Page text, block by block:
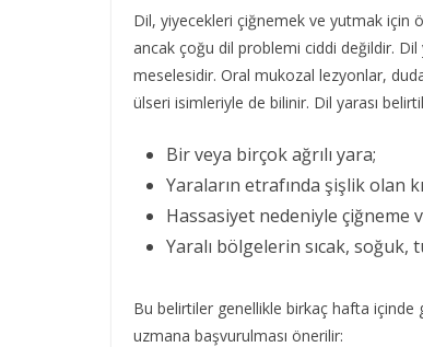
Dil, yiyecekleri çiğnemek ve yutmak için
ancak çoğu dil problemi ciddi değildir. Dil
meselesidir. Oral mukozal lezyonlar,
ülseri isimleriyle de bilinir. Dil yarası
Bir veya birçok ağrılı yara;
Yaraların etrafında şişlik olan
Hassasiyet nedeniyle çiğneme
Yaralı bölgelerin sıcak, soğuk,
Bu belirtiler genellikle birkaç hafta içinde
uzmana başvurulması önerilir: